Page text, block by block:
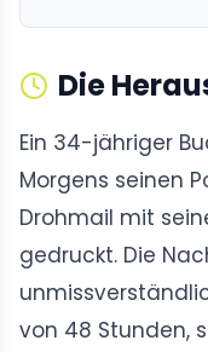
Die
Ein 34-jähriger
Morgens seinen
Drohmail mit
gedruckt. Die
von 48 Stunden,